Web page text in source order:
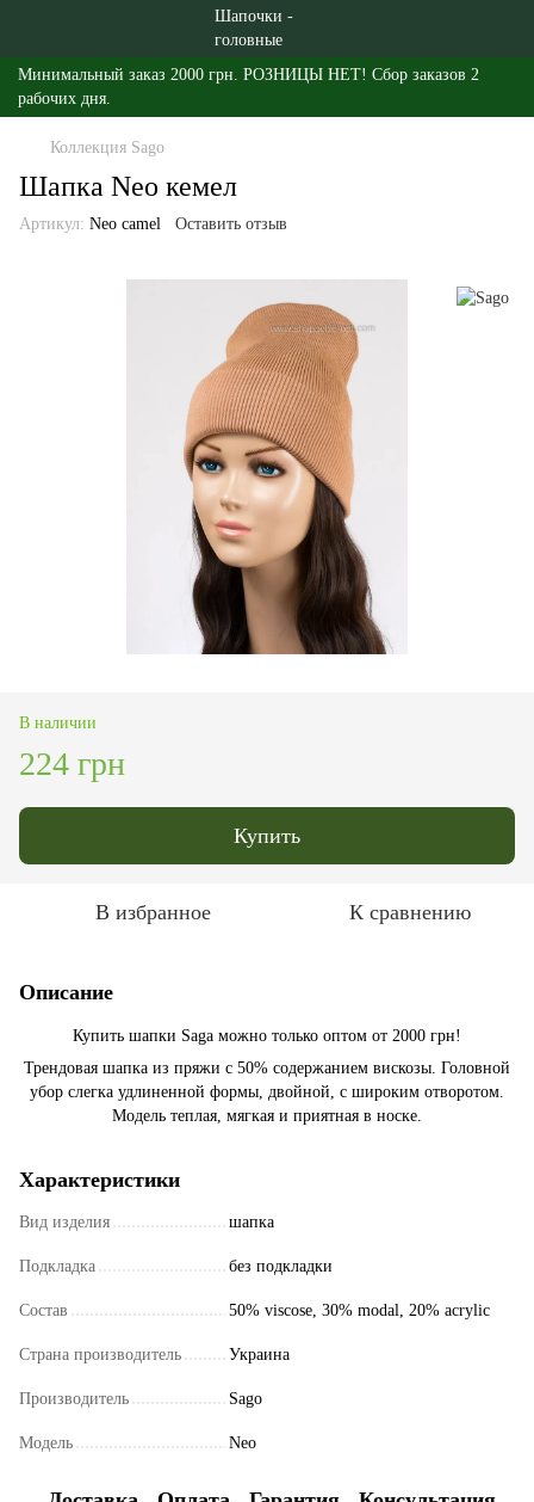
Минимальный заказ 2000 грн. РОЗНИЦЫ НЕТ! Сбор заказов 2
рабочих дня.
Коллекция Sago
Шапка Neo кемел
Артикул: Neo camel Оставить отзыв
В наличии
224 грн
Купить
В избранное К сравнению
Описание
Купить шапки Saga можно только оптом от 2000 грн!
Трендовая шапка из пряжи с 50% содержанием вискозы. Головной
убор слегка удлиненной формы, двойной, с широким отворотом.
Модель теплая, мягкая и приятная в носке.
Характеристики
Вид изделия шапка
Подкладка без подкладки
Состав 50% viscose, 30% modal, 20% acrylic
Страна производитель Украина
Производитель Sago
Модель Neo